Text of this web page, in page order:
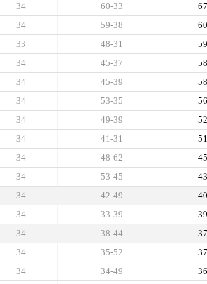
67
60-33
34
60
59-38
34
59
48-31
33
58
45-37
34
58
45-39
34
56
53-35
34
52
49-39
34
51
41-31
34
45
48-62
34
43
53-45
34
40
42-49
34
39
33-39
34
37
38-44
34
37
35-52
34
36
34-49
34